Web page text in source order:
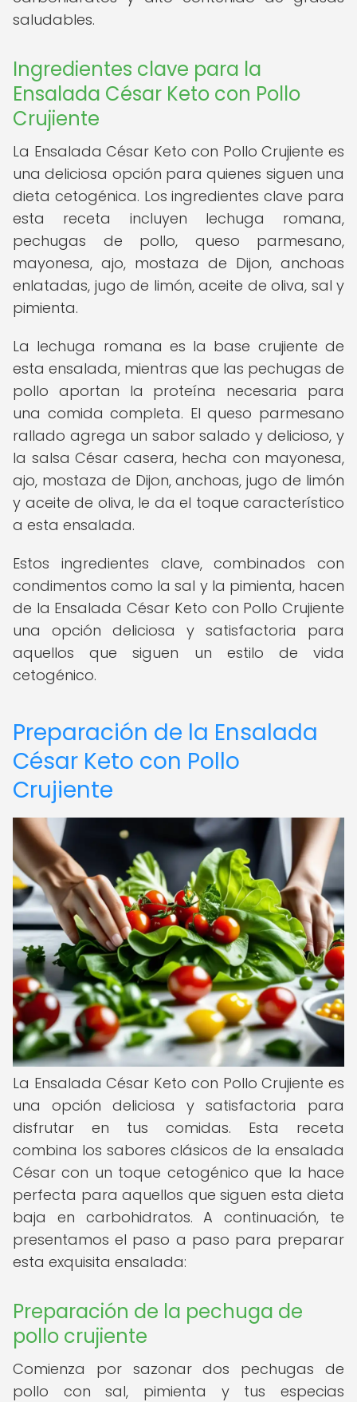
saludables.
Ingredientes clave para la
Ensalada César Keto con Pollo
Crujiente
La Ensalada César Keto con Pollo Crujiente es
una deliciosa opción para quienes siguen una
dieta cetogénica. Los ingredientes clave para
esta receta incluyen lechuga romana,
pechugas de pollo, queso parmesano,
mayonesa, ajo, mostaza de Dijon, anchoas
enlatadas, jugo de limón, aceite de oliva, sal y
pimienta.
La lechuga romana es la base crujiente de
esta ensalada, mientras que las pechugas de
pollo aportan la proteína necesaria para
una comida completa. El queso parmesano
rallado agrega un sabor salado y delicioso, y
la salsa César casera, hecha con mayonesa,
ajo, mostaza de Dijon, anchoas, jugo de limón
y aceite de oliva, le da el toque característico
a esta ensalada.
Estos ingredientes clave, combinados con
condimentos como la sal y la pimienta, hacen
de la Ensalada César Keto con Pollo Crujiente
una opción deliciosa y satisfactoria para
aquellos que siguen un estilo de vida
cetogénico.
Preparación de la Ensalada
César Keto con Pollo
Crujiente
La Ensalada César Keto con Pollo Crujiente es
una opción deliciosa y satisfactoria para
disfrutar en tus comidas. Esta receta
combina los sabores clásicos de la ensalada
César con un toque cetogénico que la hace
perfecta para aquellos que siguen esta dieta
baja en carbohidratos. A continuación, te
presentamos el paso a paso para preparar
esta exquisita ensalada:
Preparación de la pechuga de
pollo crujiente
Comienza por sazonar dos pechugas de
pollo con sal, pimienta y tus especias